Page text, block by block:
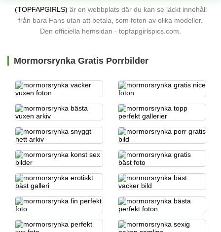
(TOPFAPGIRLS) är en webbplats där du kan se läckt innehåll
från bara Fans utan att betala, som foton av olika modeller.
Den officiella hemsidan - topfapgirlspics.com.
Mormorsrynka Gratis Porrbilder